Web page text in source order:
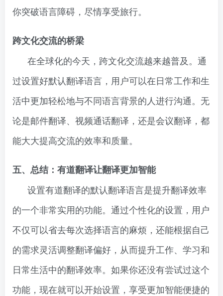
你突破语言障碍，尽情享受旅行。
跨文化交流的桥梁
在全球化的今天，跨文化交流越来越普及。通
过设置好默认翻译语言，用户可以在日常工作和生
活中更加轻松地与不同语言背景的人进行沟通。无
论是邮件翻译、视频通话翻译，还是会议翻译，都
能大大提高交流的效率和质量。
五、总结：有道翻译让翻译更加智能
设置有道翻译的默认翻译语言是提升翻译效率
的一个非常实用的功能。通过个性化的设置，用户
不仅可以省去每次选择语言的麻烦，还能根据自己
的需求灵活调整翻译偏好，从而提升工作、学习和
日常生活中的翻译效率。如果你还没有尝试过这个
功能，现在就可以开始设置，享受更加智能便捷的